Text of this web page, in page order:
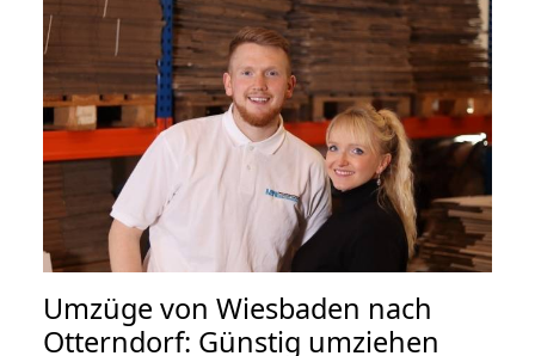
Umzüge von Wiesbaden nach
Otterndorf: Günstig umziehen